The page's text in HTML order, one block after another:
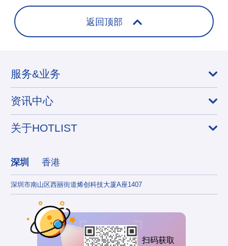
返回顶部
服务&业务
资讯中心
关于HOTLIST
深圳 香港
深圳市南山区西丽街道烯创科技大厦A座1407
扫码获取